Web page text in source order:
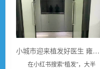
小城市迎来植发好医生 雍禾医疗推北上广名医全国巡诊
在小红书搜索“植发”，大半